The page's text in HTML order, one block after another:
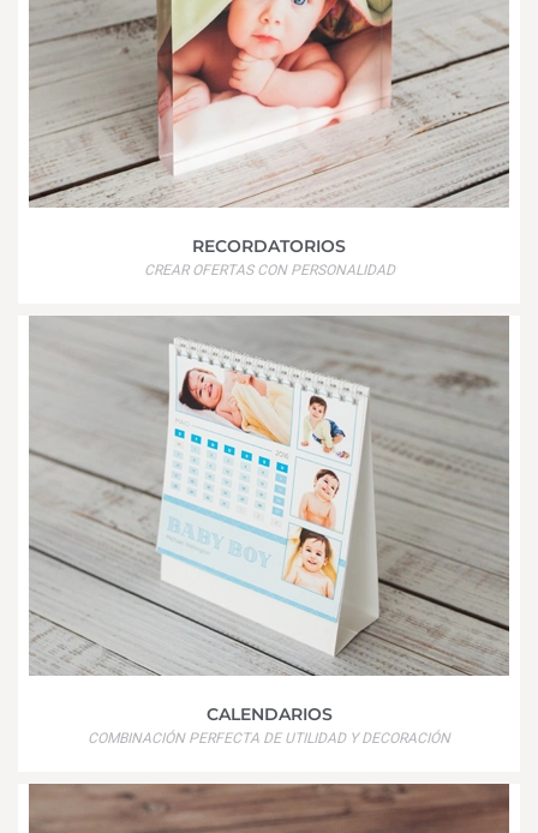
RECORDATORIOS
CREAR OFERTAS CON PERSONALIDAD
CALENDARIOS
COMBINACIÓN PERFECTA DE UTILIDAD Y DECORACIÓN